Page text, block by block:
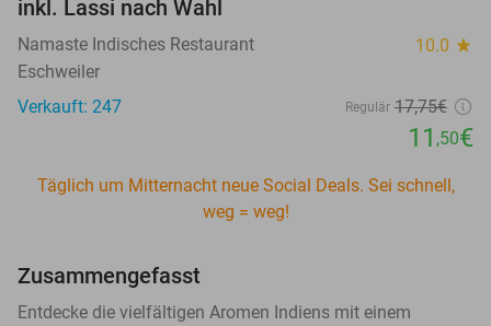
inkl. Lassi nach Wahl
Namaste Indisches Restaurant 10.0 star
Eschweiler
Verkauft: 247
Regulär 17,75€
11 ,50€
Täglich um Mitternacht neue Social Deals. Sei schnell,
weg = weg!
Zusammengefasst
Entdecke die vielfältigen Aromen Indiens mit einem